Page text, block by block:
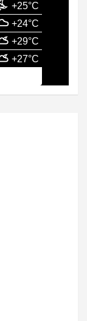
+25°C
+24°C
+29°C
+27°C